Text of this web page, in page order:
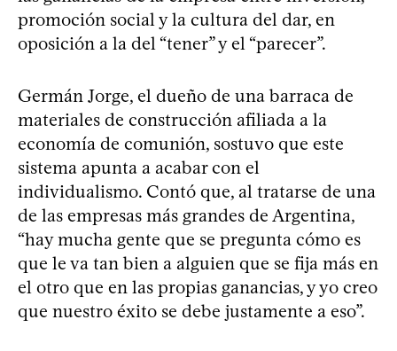
promoción social y la cultura del dar, en
oposición a la del “tener” y el “parecer”.
Germán Jorge, el dueño de una barraca de
materiales de construcción afiliada a la
economía de comunión, sostuvo que este
sistema apunta a acabar con el
individualismo. Contó que, al tratarse de una
de las empresas más grandes de Argentina,
“hay mucha gente que se pregunta cómo es
que le va tan bien a alguien que se fija más en
el otro que en las propias ganancias, y yo creo
que nuestro éxito se debe justamente a eso”.